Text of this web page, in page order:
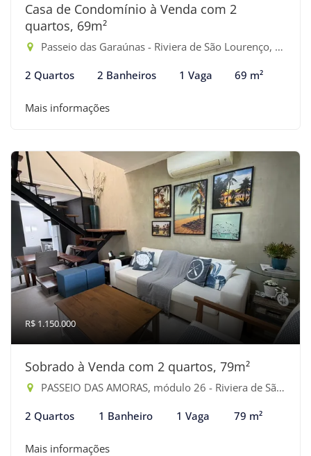
Casa de Condomínio à Venda com 2
quartos, 69m²
Passeio das Garaúnas - Riviera de São Lourenço, Bertioga-SP
2 Quartos 2 Banheiros 1 Vaga 69 m²
Mais informações
R$ 1.150.000
Sobrado à Venda com 2 quartos, 79m²
PASSEIO DAS AMORAS, módulo 26 - Riviera de São Lourenço, Bertioga-SP
2 Quartos 1 Banheiro 1 Vaga 79 m²
Mais informações